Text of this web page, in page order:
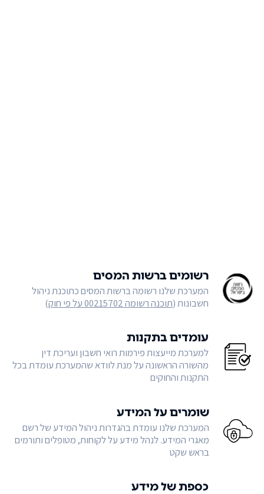
רשומים ברשות המסים
המערכת שלנו רשומה ברשות המסים כתוכנת ניהול
חשבונות (תוכנה רשומה 00215702 על פי חוק )
עומדים בתקנות
למערכת מייעצות פירמות רואי חשבון ועריכת דין
מהשורה הראשונה על מנת לוודא שהמערכת עומדת בכל
התקנות והחוקים
שומרים על המידע
המערכת שלנו עומדת בהגדרות ניהול המידע של רשם
מאגרי המידע. לנהל מידע על לקוחות, מטופלים ותורמים
בראש שקט
כספת של מידע